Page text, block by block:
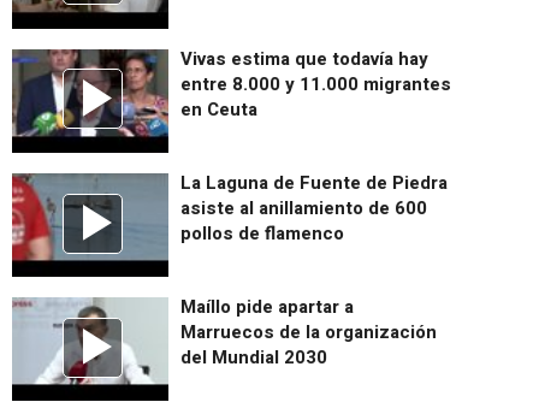
Vivas estima que todavía hay
entre 8.000 y 11.000 migrantes
en Ceuta
La Laguna de Fuente de Piedra
asiste al anillamiento de 600
pollos de flamenco
Maíllo pide apartar a
Marruecos de la organización
del Mundial 2030